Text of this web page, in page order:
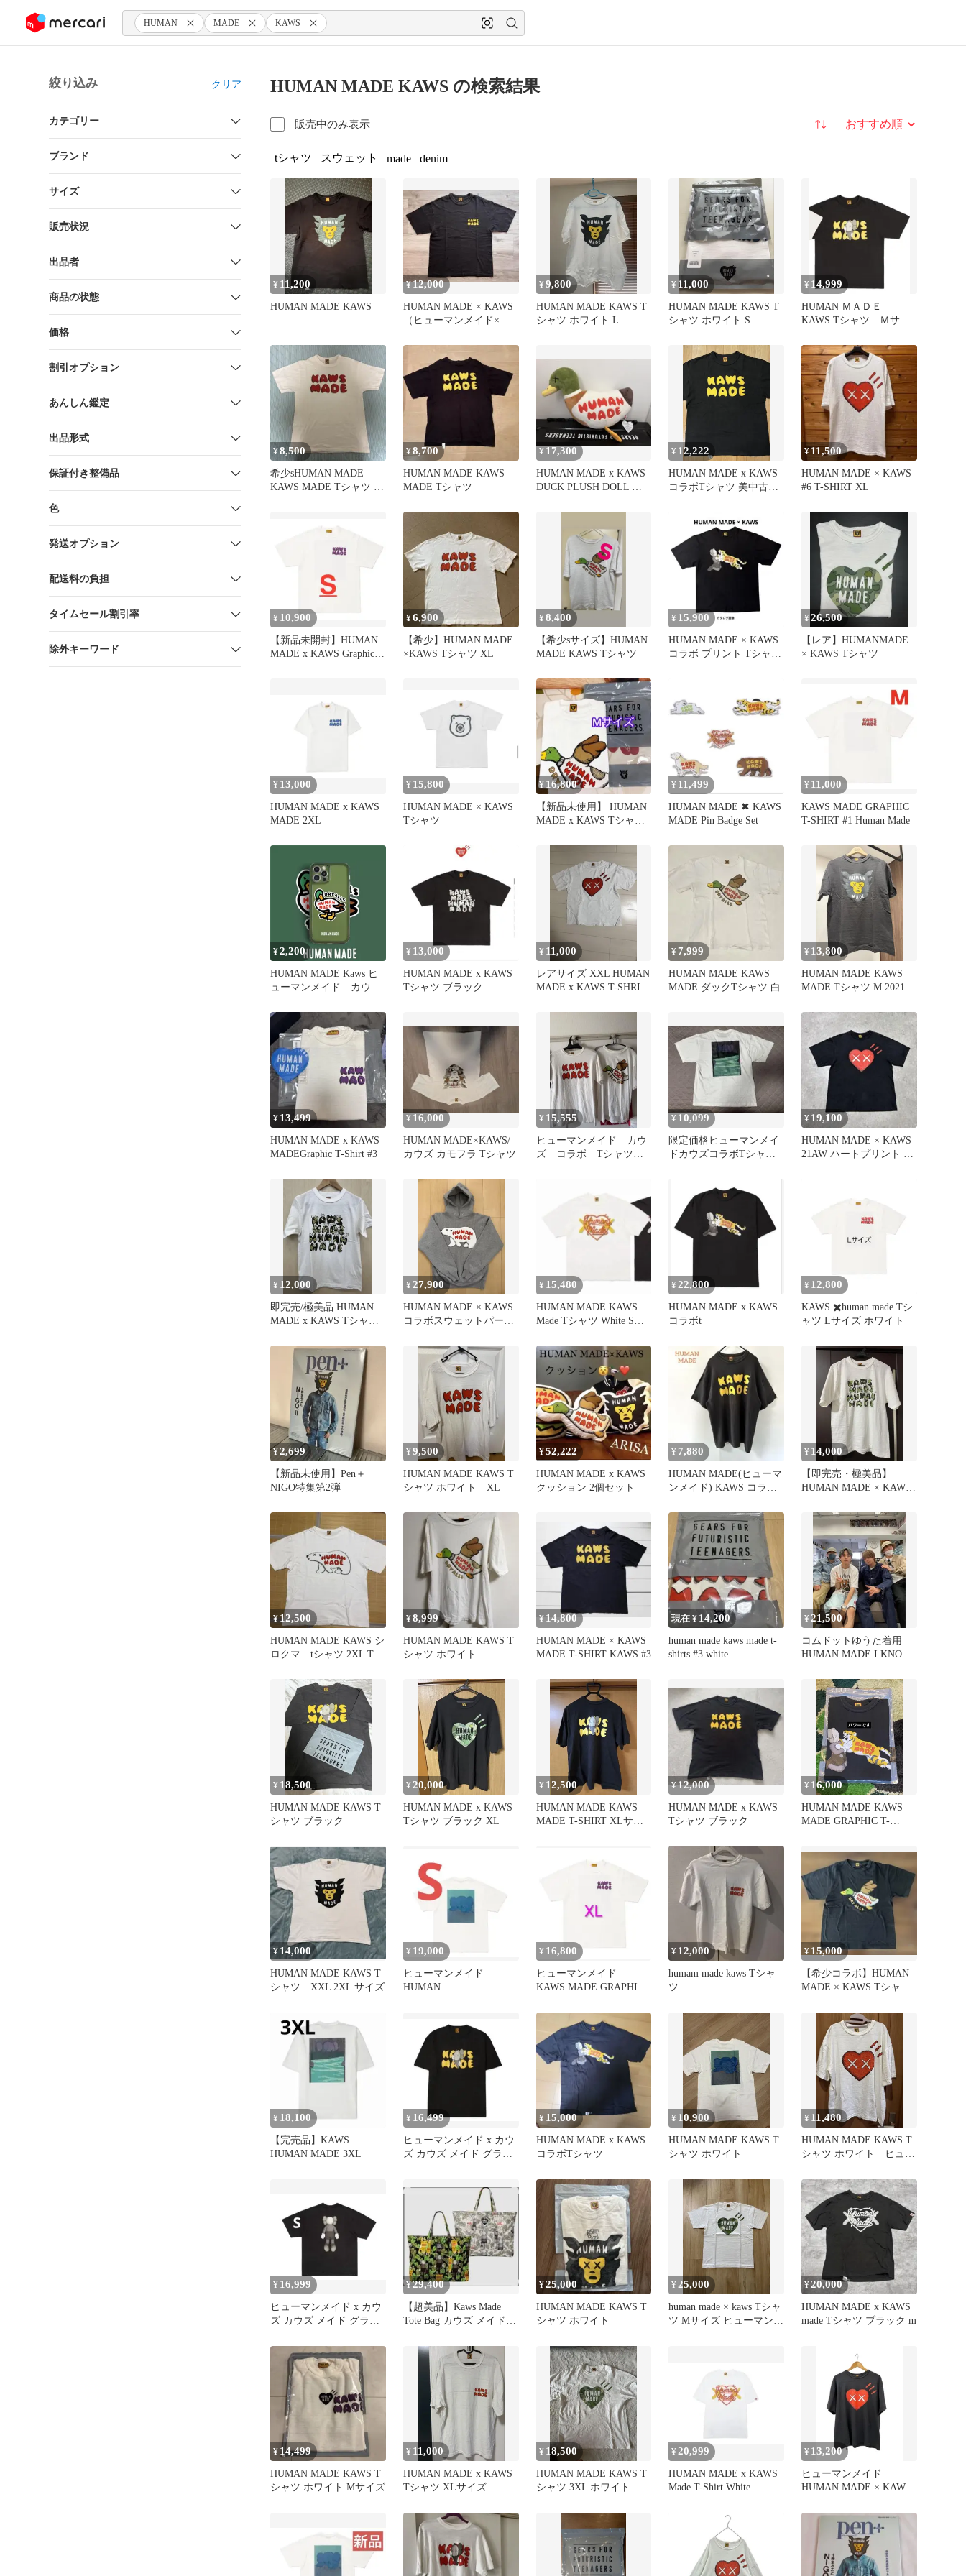
ツにスキップ HUMAN MADE KAWS
絞り込み クリア
カテゴリー
ブランド
サイズ
販売状況
出品者
商品の状態
価格
割引オプション
あんしん鑑定
出品形式
保証付き整備品
色
発送オプション
配送料の負担
タイムセール割引率
除外キーワード
HUMAN MADE KAWS の検索結果
販売中のみ表示 並び替え
tシャツ スウェット made denim
¥ 11,200
HUMAN MADE KAWS
¥12,000
HUMAN MADE × KAWS
（ヒューマンメイド×カ
¥9,800
HUMAN MADE KAWS T
シャツ ホワイト L
¥ 11,000
HUMAN MADE KAWS T
シャツ ホワイト S
¥ 14,999
HUMAN ＭＡＤＥ
KAWS Tシャツ Ｍサイ
¥8,500
希少sHUMAN MADE
KAWS MADE Tシャツ ホ
¥8,700
HUMAN MADE KAWS
MADE Tシャツ
¥ 17,300
HUMAN MADE x KAWS
DUCK PLUSH DOLL ぬ
¥ 12,222
HUMAN MADE x KAWS
コラボTシャツ 美中古
¥11,500
HUMAN MADE × KAWS
#6 T-SHIRT XL
¥ 10,900
【新品未開封】HUMAN
MADE x KAWS Graphic
¥6,900
【希少】HUMAN MADE
×KAWS Tシャツ XL
¥8,400
【希少sサイズ】HUMAN
MADE KAWS Tシャツ
¥ 15,900
HUMAN MADE × KAWS
コラボ プリント Tシャツ
¥26,500
【レア】HUMANMADE
× KAWS Tシャツ
¥ 13,000
HUMAN MADE x KAWS
MADE 2XL
¥ 15,800
HUMAN MADE × KAWS
Tシャツ
¥ 16,800
【新品未使用】 HUMAN
MADE x KAWS Tシャツ
¥ 11,499
HUMAN MADE ✖︎ KAWS
MADE Pin Badge Set
¥ 11,000
KAWS MADE GRAPHIC
T-SHIRT #1 Human Made
¥2,200
HUMAN MADE Kaws ヒ
ューマンメイド カウ
¥ 13,000
HUMAN MADE x KAWS
Tシャツ ブラック
¥ 11,000
レアサイズ XXL HUMAN
MADE x KAWS T-SHRIT
¥ 7,999
HUMAN MADE KAWS
MADE ダックTシャツ 白
¥ 13,800
HUMAN MADE KAWS
MADE Tシャツ M 2021
¥ 13,499
HUMAN MADE x KAWS
MADEGraphic T-Shirt #3
¥ 16,000
HUMAN MADE×KAWS/
カウズ カモフラ Tシャツ
¥ 15,555
ヒューマンメイド カウ
ズ コラボ Tシャツ
¥ 10,099
限定価格ヒューマンメイ
ドカウズコラボTシャ
¥ 19,100
HUMAN MADE × KAWS
21AW ハートプリント T
¥ 12,000
即完売/極美品 HUMAN
MADE x KAWS Tシャツ
¥ 27,900
HUMAN MADE × KAWS
コラボスウェットパーカ
¥ 15,480
HUMAN MADE KAWS
Made Tシャツ White Sサ
¥ 22,800
HUMAN MADE x KAWS
コラボt
¥ 12,800
KAWS ✖️human made Tシ
ャツ Lサイズ ホワイト
¥2,699
【新品未使用】Pen＋
NIGO特集第2弾
¥9,500
HUMAN MADE KAWS T
シャツ ホワイト XL
¥52,222
HUMAN MADE x KAWS
クッション 2個セット
¥ 7,880
HUMAN MADE(ヒューマ
ンメイド) KAWS コラボ t
¥ 14,000
【即完売・極美品】
HUMAN MADE × KAWS
¥12,500
HUMAN MADE KAWS シ
ロクマ tシャツ 2XL T-
¥8,999
HUMAN MADE KAWS T
シャツ ホワイト
¥ 14,800
HUMAN MADE × KAWS
MADE T-SHIRT KAWS #3
現在 ¥ 14,200
human made kaws made t-
shirts #3 white
¥ 21,500
コムドットゆうた着用
HUMAN MADE I KNOW
¥ 18,500
HUMAN MADE KAWS T
シャツ ブラック
¥ 20,000
HUMAN MADE x KAWS
Tシャツ ブラック XL
¥ 12,500
HUMAN MADE KAWS
MADE T-SHIRT XLサイ
¥12,000
HUMAN MADE x KAWS
Tシャツ ブラック
¥ 16,000
HUMAN MADE KAWS
MADE GRAPHIC T-
¥ 14,000
HUMAN MADE KAWS T
シャツ XXL 2XL サイズ
¥ 19,000
ヒューマンメイド
HUMAN
¥ 16,800
ヒューマンメイド
KAWS MADE GRAPHIC
¥ 12,000
humam made kaws Tシャ
ツ
¥ 15,000
【希少コラボ】HUMAN
MADE × KAWS Tシャツ
¥ 18,100
【完売品】KAWS
HUMAN MADE 3XL
¥ 16,499
ヒューマンメイド x カウ
ズ カウズ メイド グラフ
¥ 15,000
HUMAN MADE x KAWS
コラボTシャツ
¥ 10,900
HUMAN MADE KAWS T
シャツ ホワイト
¥ 11,480
HUMAN MADE KAWS T
シャツ ホワイト ヒュー
¥ 16,999
ヒューマンメイド x カウ
ズ カウズ メイド グラフ
¥29,400
【超美品】Kaws Made
Tote Bag カウズ メイド
¥25,000
HUMAN MADE KAWS T
シャツ ホワイト
¥25,000
human made × kaws Tシャ
ツ Mサイズ ヒューマンメ
¥20,000
HUMAN MADE x KAWS
made Tシャツ ブラック m
¥ 14,499
HUMAN MADE KAWS T
シャツ ホワイト Mサイズ
¥ 11,000
HUMAN MADE x KAWS
Tシャツ XLサイズ
¥ 18,500
HUMAN MADE KAWS T
シャツ 3XL ホワイト
¥20,999
HUMAN MADE x KAWS
Made T-Shirt White
¥ 13,200
ヒューマンメイド
HUMAN MADE × KAWS
プリント 半袖 Tシャツ
2XL 黒 ブラック ブラン
ド古着ベクトル 中古
260802